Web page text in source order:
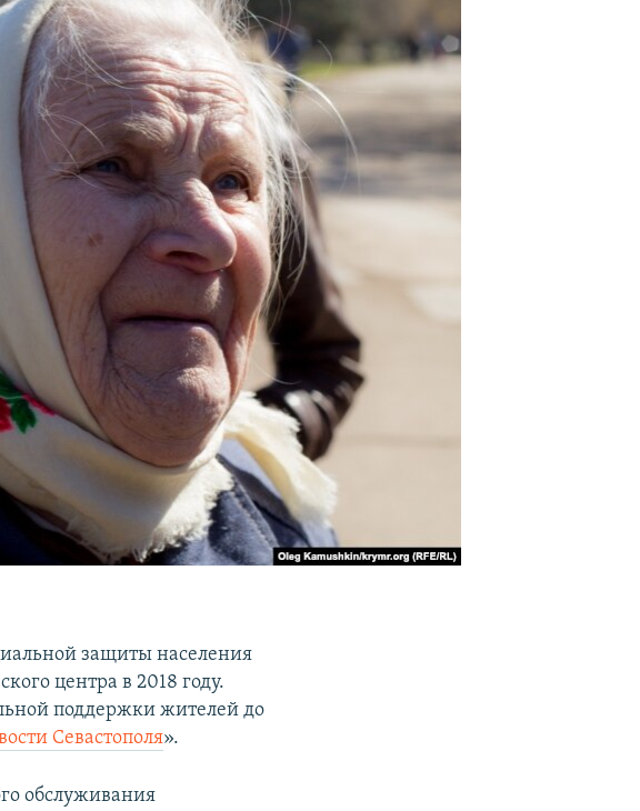
защиты населения
центра в 2018 году.
поддержки жителей до
Севастополя».
обслуживания